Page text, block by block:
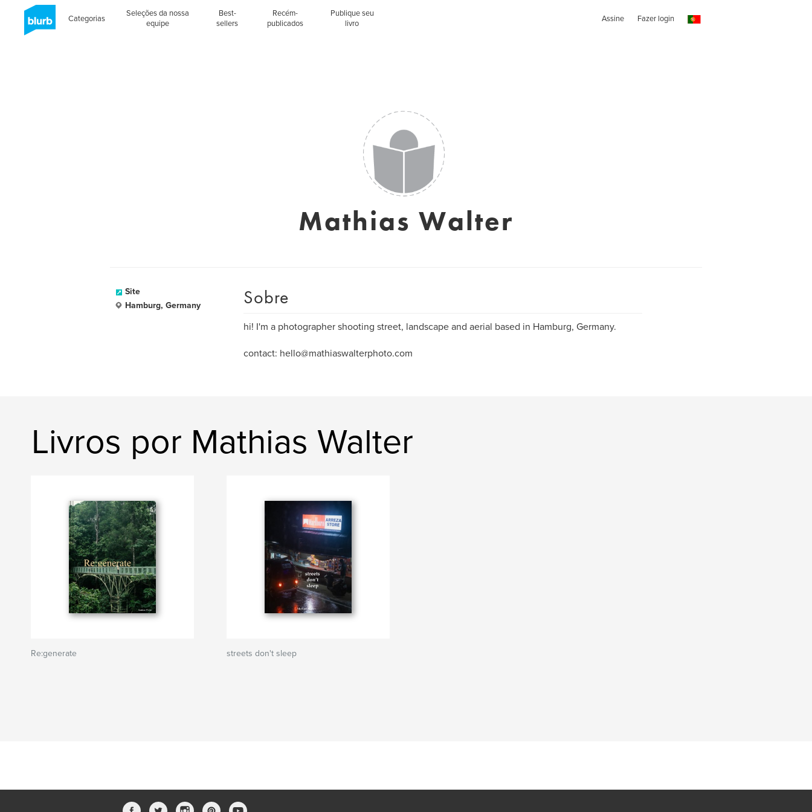
Categorias
Seleções da nossa
equipe
Best-
sellers
Recém-
publicados
Publique seu
livro
Assine Fazer login
Mathias Walter
Site
Hamburg, Germany
Sobre
hi! I'm a photographer shooting street, landscape and aerial based in Hamburg, Germany.
contact: hello@mathiaswalterphoto.com
Livros por Mathias Walter
Re:generate streets don't sleep